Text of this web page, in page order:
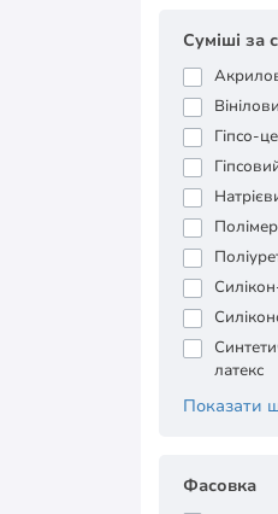
Суміші за
Гіпсо-
латекс
Показати
Фасовка